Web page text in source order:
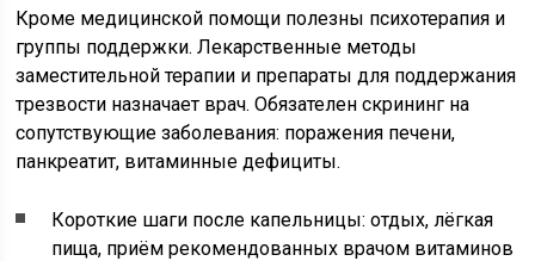
Кроме медицинской помощи полезны психотерапия и
группы поддержки. Лекарственные методы
заместительной терапии и препараты для поддержания
трезвости назначает врач. Обязателен скрининг на
сопутствующие заболевания: поражения печени,
панкреатит, витаминные дефициты.
Короткие шаги после капельницы: отдых, лёгкая
пища, приём рекомендованных врачом витаминов